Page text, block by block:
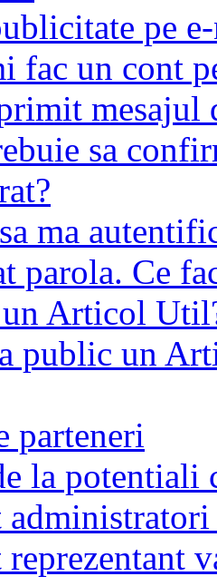
pe
fac un cont
mesajul
sa
ma
parola. Ce
un Articol
public un
parteneri
la potentiali
reprezentant